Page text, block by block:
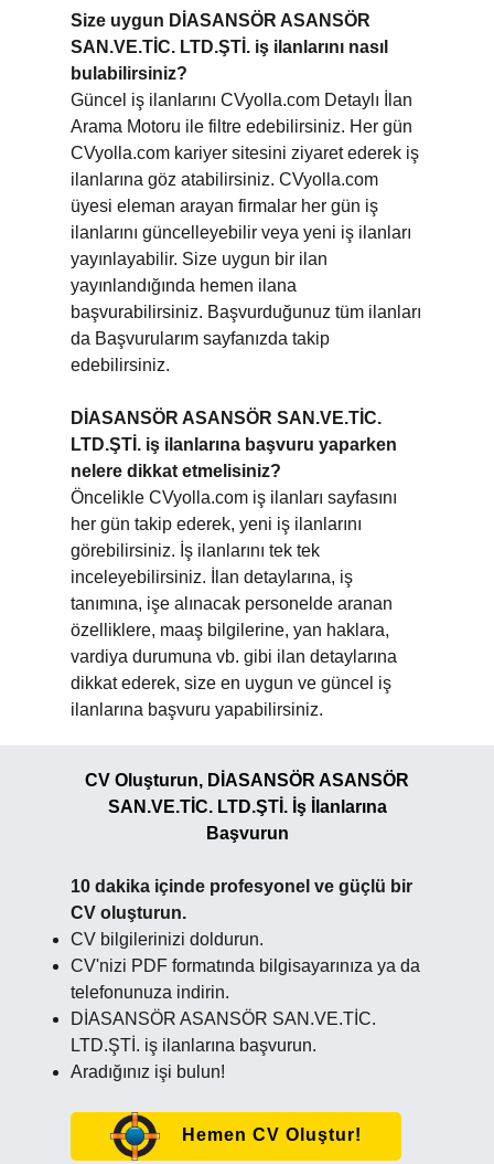
Size uygun DİASANSÖR ASANSÖR
SAN.VE.TİC. LTD.ŞTİ. iş ilanlarını nasıl
bulabilirsiniz?
Güncel iş ilanlarını CVyolla.com Detaylı İlan
Arama Motoru ile filtre edebilirsiniz. Her gün
CVyolla.com kariyer sitesini ziyaret ederek iş
ilanlarına göz atabilirsiniz. CVyolla.com
üyesi eleman arayan firmalar her gün iş
ilanlarını güncelleyebilir veya yeni iş ilanları
yayınlayabilir. Size uygun bir ilan
yayınlandığında hemen ilana
başvurabilirsiniz. Başvurduğunuz tüm ilanları
da Başvurularım sayfanızda takip
edebilirsiniz.
DİASANSÖR ASANSÖR SAN.VE.TİC.
LTD.ŞTİ. iş ilanlarına başvuru yaparken
nelere dikkat etmelisiniz?
Öncelikle CVyolla.com iş ilanları sayfasını
her gün takip ederek, yeni iş ilanlarını
görebilirsiniz. İş ilanlarını tek tek
inceleyebilirsiniz. İlan detaylarına, iş
tanımına, işe alınacak personelde aranan
özelliklere, maaş bilgilerine, yan haklara,
vardiya durumuna vb. gibi ilan detaylarına
dikkat ederek, size en uygun ve güncel iş
ilanlarına başvuru yapabilirsiniz.
CV Oluşturun, DİASANSÖR ASANSÖR
SAN.VE.TİC. LTD.ŞTİ. İş İlanlarına
Başvurun
10 dakika içinde profesyonel ve güçlü bir
CV oluşturun.
CV bilgilerinizi doldurun.
CV'nizi PDF formatında bilgisayarınıza ya da
telefonunuza indirin.
DİASANSÖR ASANSÖR SAN.VE.TİC.
LTD.ŞTİ. iş ilanlarına başvurun.
Aradığınız işi bulun!
Hemen CV Oluştur!